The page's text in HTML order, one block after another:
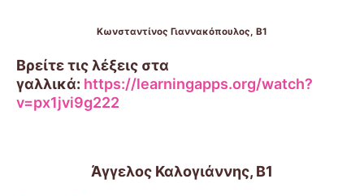
Κωνσταντίνος Γιαννακόπουλος, Β1
Βρείτε τις λέξεις στα
γαλλικά: https://learningapps.org/watch?
v=px1jvi9g222
Άγγελος Καλογιάννης, Β1